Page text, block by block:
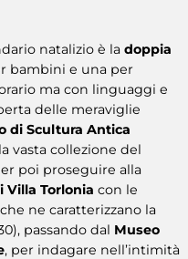
natalizio è la doppia
bambini e una per
ma con linguaggi e
delle meraviglie
di Scultura Antica
vasta collezione del
poi proseguire alla
Villa Torlonia con le
ne caratterizzano la
passando dal Museo
, per indagare nell’intimità